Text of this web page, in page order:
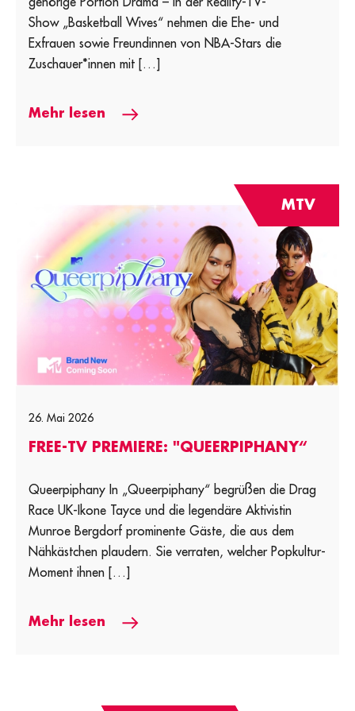
Show „Basketball Wives“ nehmen die Ehe- und
Exfrauen sowie Freundinnen von NBA-Stars die
Zuschauer*innen mit […]
Mehr lesen
MTV
26. Mai 2026
FREE-TV PREMIERE: "QUEERPIPHANY“
Queerpiphany In „Queerpiphany“ begrüßen die Drag
Race UK-Ikone Tayce und die legendäre Aktivistin
Munroe Bergdorf prominente Gäste, die aus dem
Nähkästchen plaudern. Sie verraten, welcher Popkultur-
Moment ihnen […]
Mehr lesen